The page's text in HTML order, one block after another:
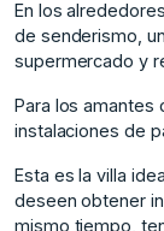
En los
de senderismo,
supermercado y
Para los amantes
instalaciones de
Esta es la villa
deseen obtener
mismo tiempo,